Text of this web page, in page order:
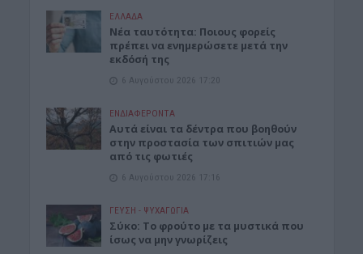
ΕΛΛΑΔΑ
Νέα ταυτότητα: Ποιους φορείς
πρέπει να ενημερώσετε μετά την
εκδόσή της
6 Αυγούστου 2026 17:20
ΕΝΔΙΑΦΕΡΟΝΤΑ
Αυτά είναι τα δέντρα που βοηθούν
στην προστασία των σπιτιών μας
από τις φωτιές
6 Αυγούστου 2026 17:16
ΓΕΎΣΗ - ΨΥΧΑΓΩΓΊΑ
Σύκο: Το φρούτο με τα μυστικά που
ίσως να μην γνωρίζεις